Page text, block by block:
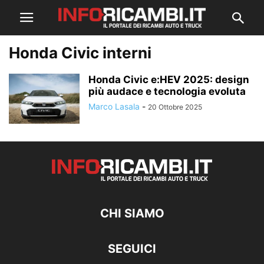
Honda Civic interni
Honda Civic e:HEV 2025: design
più audace e tecnologia evoluta
Marco Lasala - 20 Ottobre 2025
CHI SIAMO
SEGUICI